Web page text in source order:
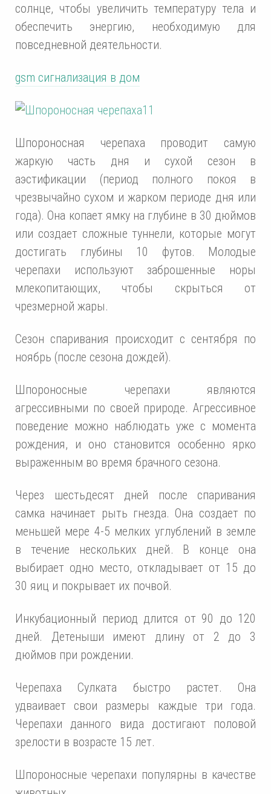
солнце, чтобы увеличить температуру тела и
обеспечить энергию, необходимую для
повседневной деятельности.
gsm сигнализация в дом
Шпороносная черепаха проводит самую
жаркую часть дня и сухой сезон в
аэстификации (период полного покоя в
чрезвычайно сухом и жарком периоде дня или
года). Она копает ямку на глубине в 30 дюймов
или создает сложные туннели, которые могут
достигать глубины 10 футов. Молодые
черепахи используют заброшенные норы
млекопитающих, чтобы скрыться от
чрезмерной жары.
Сезон спаривания происходит с сентября по
ноябрь (после сезона дождей).
Шпороносные черепахи являются
агрессивными по своей природе. Агрессивное
поведение можно наблюдать уже с момента
рождения, и оно становится особенно ярко
выраженным во время брачного сезона.
Через шестьдесят дней после спаривания
самка начинает рыть гнезда. Она создает по
меньшей мере 4-5 мелких углублений в земле
в течение нескольких дней. В конце она
выбирает одно место, откладывает от 15 до
30 яиц и покрывает их почвой.
Инкубационный период длится от 90 до 120
дней. Детеныши имеют длину от 2 до 3
дюймов при рождении.
Черепаха Сулката быстро растет. Она
удваивает свои размеры каждые три года.
Черепахи данного вида достигают половой
зрелости в возрасте 15 лет.
Шпороносные черепахи популярны в качестве